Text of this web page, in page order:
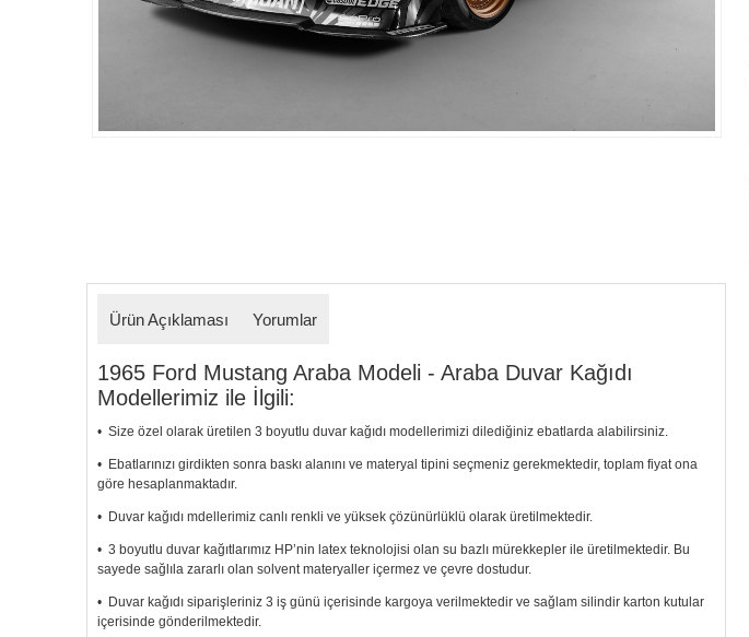
Ürün Açıklaması Yorumlar
1965 Ford Mustang Araba Modeli - Araba Duvar Kağıdı
Modellerimiz ile İlgili:
• Size özel olarak üretilen 3 boyutlu duvar kağıdı modellerimizi dilediğiniz ebatlarda alabilirsiniz.
• Ebatlarınızı girdikten sonra baskı alanını ve materyal tipini seçmeniz gerekmektedir, toplam fiyat ona
göre hesaplanmaktadır.
• Duvar kağıdı mdellerimiz canlı renkli ve yüksek çözünürlüklü olarak üretilmektedir.
• 3 boyutlu duvar kağıtlarımız HP’nin latex teknolojisi olan su bazlı mürekkepler ile üretilmektedir. Bu
sayede sağlıla zararlı olan solvent materyaller içermez ve çevre dostudur.
• Duvar kağıdı siparişleriniz 3 iş günü içerisinde kargoya verilmektedir ve sağlam silindir karton kutular
içerisinde gönderilmektedir.